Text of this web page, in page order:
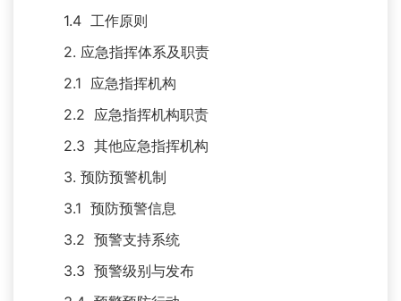
1.4 工作原则
2. 应急指挥体系及职责
2.1 应急指挥机构
2.2 应急指挥机构职责
2.3 其他应急指挥机构
3. 预防预警机制
3.1 预防预警信息
3.2 预警支持系统
3.3 预警级别与发布